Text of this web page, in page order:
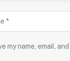
my name, email,